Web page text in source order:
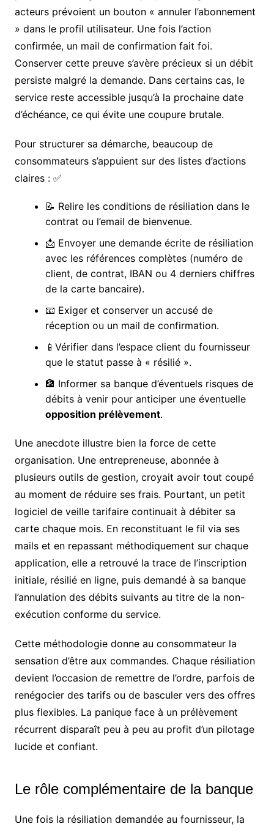
acteurs prévoient un bouton « annuler l’abonnement
» dans le profil utilisateur. Une fois l’action
confirmée, un mail de confirmation fait foi.
Conserver cette preuve s’avère précieux si un débit
persiste malgré la demande. Dans certains cas, le
service reste accessible jusqu’à la prochaine date
d’échéance, ce qui évite une coupure brutale.
Pour structurer sa démarche, beaucoup de
consommateurs s’appuient sur des listes d’actions
claires : ✅
📝 Relire les conditions de résiliation dans le
contrat ou l’email de bienvenue.
📩 Envoyer une demande écrite de résiliation
avec les références complètes (numéro de
client, de contrat, IBAN ou 4 derniers chiffres
de la carte bancaire).
📧 Exiger et conserver un accusé de
réception ou un mail de confirmation.
📱Vérifier dans l’espace client du fournisseur
que le statut passe à « résilié ».
🏦 Informer sa banque d’éventuels risques de
débits à venir pour anticiper une éventuelle
opposition prélèvement.
Une anecdote illustre bien la force de cette
organisation. Une entrepreneuse, abonnée à
plusieurs outils de gestion, croyait avoir tout coupé
au moment de réduire ses frais. Pourtant, un petit
logiciel de veille tarifaire continuait à débiter sa
carte chaque mois. En reconstituant le fil via ses
mails et en repassant méthodiquement sur chaque
application, elle a retrouvé la trace de l’inscription
initiale, résilié en ligne, puis demandé à sa banque
l’annulation des débits suivants au titre de la non-
exécution conforme du service.
Cette méthodologie donne au consommateur la
sensation d’être aux commandes. Chaque résiliation
devient l’occasion de remettre de l’ordre, parfois de
renégocier des tarifs ou de basculer vers des offres
plus flexibles. La panique face à un prélèvement
récurrent disparaît peu à peu au profit d’un pilotage
lucide et confiant.
Le rôle complémentaire de la banque
Une fois la résiliation demandée au fournisseur, la